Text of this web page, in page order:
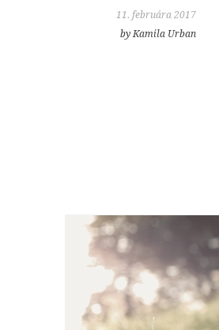
11. februára 2017
by Kamila Urban